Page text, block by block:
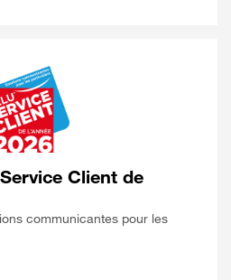
Client de
communicantes pour les